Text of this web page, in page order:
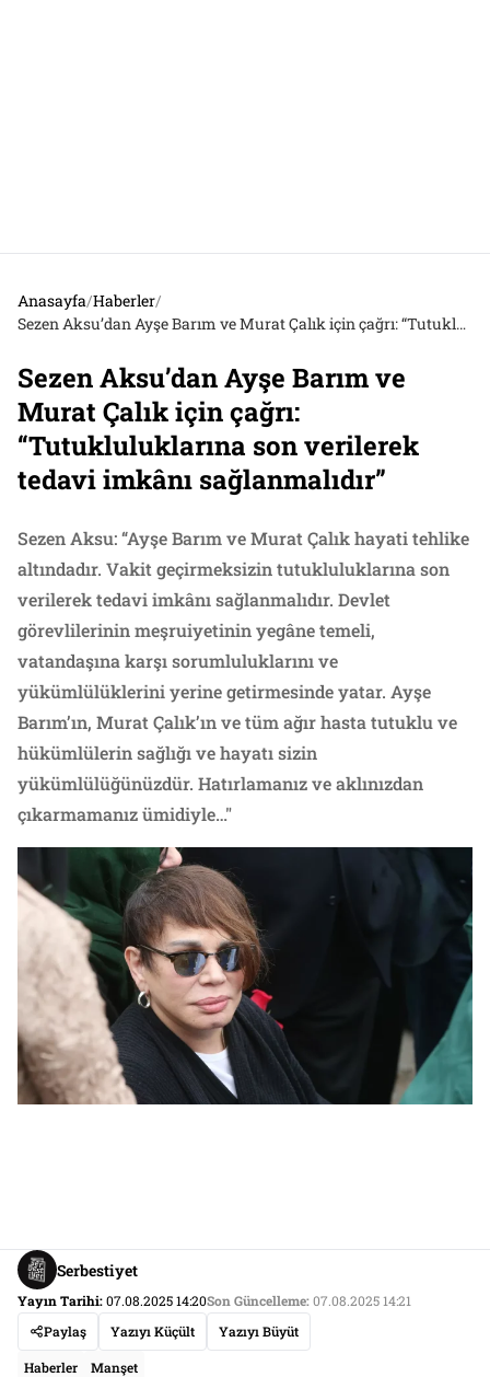
Anasayfa/Haberler/
Sezen Aksu’dan Ayşe Barım ve Murat Çalık için çağrı: “Tutukluluklarına son verilerek tedavi imkânı sağlanmalıdır”
Sezen Aksu’dan Ayşe Barım ve
Murat Çalık için çağrı:
“Tutukluluklarına son verilerek
tedavi imkânı sağlanmalıdır”
Sezen Aksu: “Ayşe Barım ve Murat Çalık hayati tehlike
altındadır. Vakit geçirmeksizin tutukluluklarına son
verilerek tedavi imkânı sağlanmalıdır. Devlet
görevlilerinin meşruiyetinin yegâne temeli,
vatandaşına karşı sorumluluklarını ve
yükümlülüklerini yerine getirmesinde yatar. Ayşe
Barım’ın, Murat Çalık’ın ve tüm ağır hasta tutuklu ve
hükümlülerin sağlığı ve hayatı sizin
yükümlülüğünüzdür. Hatırlamanız ve aklınızdan
çıkarmamanız ümidiyle…"
Serbestiyet
Yayın Tarihi:07.08.2025 14:20Son Güncelleme:07.08.2025 14:21
Paylaş
Yazıyı Küçült Yazıyı Büyüt
Haberler Manşet